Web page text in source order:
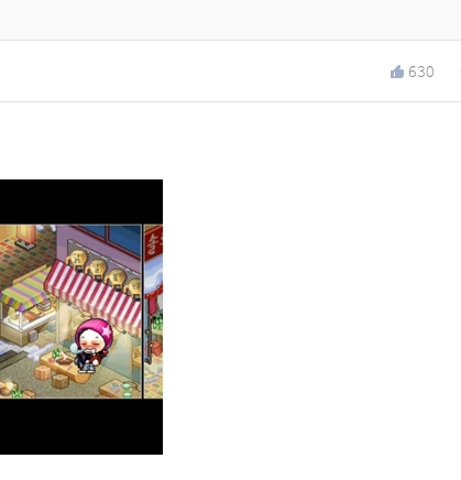
630